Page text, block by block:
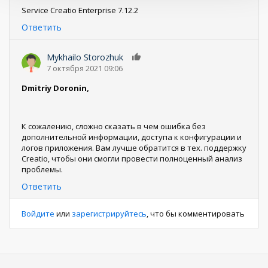
Service Creatio Enterprise 7.12.2
Ответить
Mykhailo Storozhuk
7 октября 2021 09:06
Dmitriy Doronin,
К сожалению, сложно сказать в чем ошибка без
дополнительной информации, доступа к конфигурации и
логов приложения. Вам лучше обратится в тех. поддержку
Creatio, чтобы они смогли провести полноценный анализ
проблемы.
Ответить
Войдите или зарегистрируйтесь, что бы комментировать